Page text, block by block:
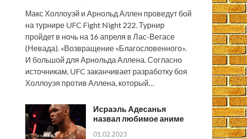
Макс Холлоуэй и Арнольд Аллен проведут бой
на турнире UFC Fight Night 222. Турнир
пройдет в ночь на 16 апреля в Лас-Вегасе
(Невада). «Возвращение «Благословенного».
И большой для Арнольда Аллена. Согласно
источникам, UFC заканчивает разработку боя
Холлоуэя против Аллена, который…
Исраэль Адесанья
назвал любимое аниме
01.02.2023